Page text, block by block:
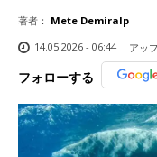
著者： Mete Demiralp
14.05.2026 - 06:44
アッ
フォローする